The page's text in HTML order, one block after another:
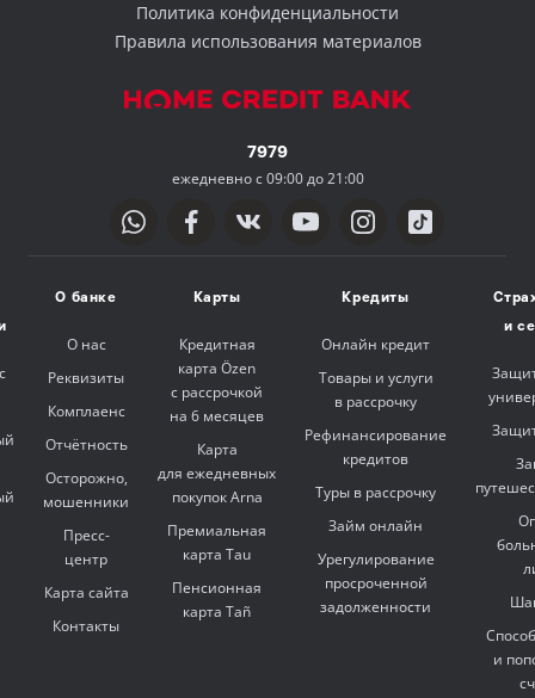
Политика конфиденциальности
Правила использования материалов
7979
ежедневно с 09:00 до 21:00
О банке
О нас
Реквизиты
Комплаенс
Отчётность
Осторожно,
мошенники
Пресс-
центр
Карта сайта
Контакты
Карты
Кредитная
карта Özen
с рассрочкой
на 6 месяцев
Карта
для ежедневных
покупок Arna
Премиальная
карта Tau
Пенсионная
карта Tañ
Кредиты
Онлайн кредит
Товары и услуги
в рассрочку
Рефинансирование
кредитов
Туры в рассрочку
Займ онлайн
Урегулирование
просроченной
задолженности
и
и